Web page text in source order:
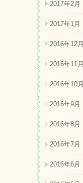
2017年2月
2017年1月
2016年12月
2016年11月
2016年10月
2016年9月
2016年8月
2016年7月
2016年6月